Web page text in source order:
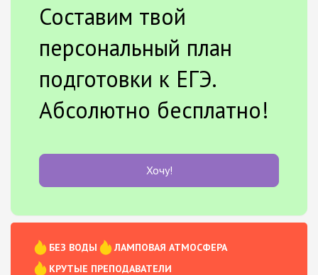
Составим твой
персональный план
подготовки к ЕГЭ.
Абсолютно бесплатно!
Хочу!
БЕЗ ВОДЫ
ЛАМПОВАЯ АТМОСФЕРА
КРУТЫЕ ПРЕПОДАВАТЕЛИ